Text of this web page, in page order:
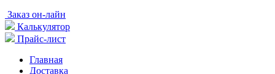
Заказ он-лайн
Калькулятор
Прайс-лист
Главная
Доставка